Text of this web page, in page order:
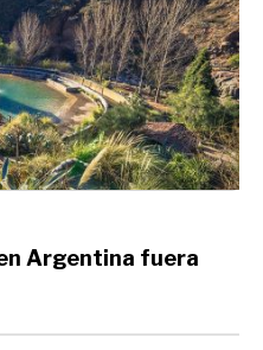
Argentina fuera